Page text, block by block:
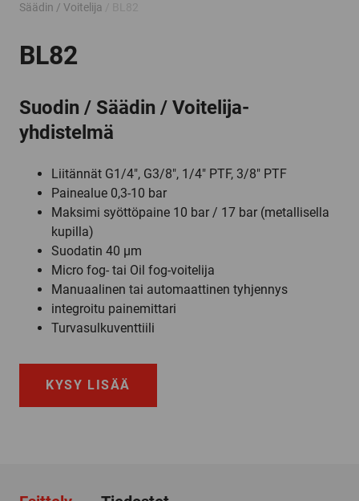
Säädin / Voitelija
BL82
Suodin / Säädin / Voitelija-
yhdistelmä
Liitännät G1/4″, G3/8″, 1/4″ PTF, 3/8″ PTF
Painealue 0,3-10 bar
Maksimi syöttöpaine 10 bar / 17 bar (metallisella
kupilla)
Suodatin 40 µm
Micro fog- tai Oil fog-voitelija
Manuaalinen tai automaattinen tyhjennys
integroitu painemittari
Turvasulkuventtiili
KYSY LISÄÄ